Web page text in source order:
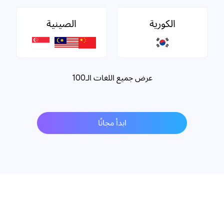
الكورية الصينية
عرض جميع اللغات الـ100
ابدأ مجانًا